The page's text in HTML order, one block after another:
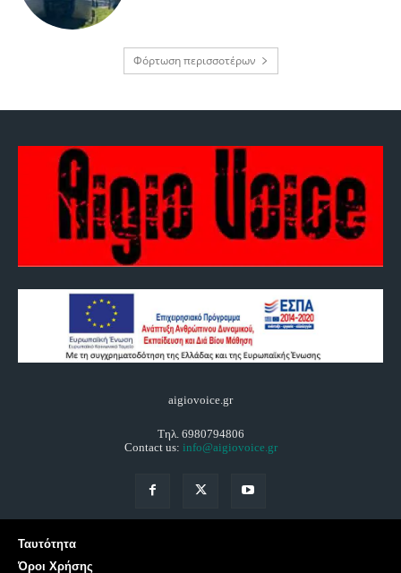
Φόρτωση περισσοτέρων
aigiovoice.gr
Τηλ. 6980794806
Contact us: info@aigiovoice.gr
Ταυτότητα
Όροι Χρήσης